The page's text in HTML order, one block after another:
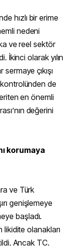
hızlı bir erime
nedeni
ve reel sektör
İkinci olarak yılın
çıkışı
de
en önemli
değerini
korumaya
ve Türk
genişlemeye
başladı.
likidite olanakları
Ancak TC.